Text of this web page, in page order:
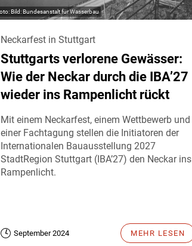
Bild: Bundesanstalt für Wasserbau
Neckarfest in Stuttgart
Stuttgarts verlorene Gewässer:
Wie der Neckar durch die IBA’27
wieder ins Rampenlicht rückt
Mit einem Neckarfest, einem Wettbewerb und
einer Fachtagung stellen die Initiatoren der
Internationalen Bauausstellung 2027
StadtRegion Stuttgart (IBA’27) den Neckar ins
Rampenlicht.
September 2024 MEHR LESEN